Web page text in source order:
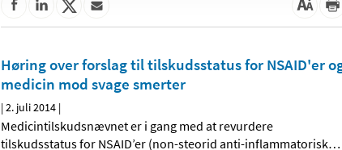
Høring over forslag til tilskudsstatus for NSAID'er
medicin mod svage smerter
|2. juli 2014 |
Medicintilskudsnævnet er i gang med at revurdere
tilskudsstatus for NSAID’er (non-steorid anti-inflammatorisk…